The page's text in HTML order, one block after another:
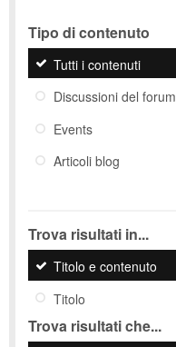
Tipo di contenuto
Tutti i contenuti
Discussioni del forum
Events
Articoli blog
Trova risultati in...
Titolo e contenuto
Titolo
Trova risultati che...